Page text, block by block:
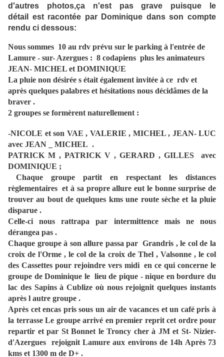
d'autres photos,ça n'est pas grave puisque le
détail est racontée par Dominique dans son compte
rendu ci dessous:
Nous sommes 10 au rdv prévu sur le parking à l'entrée de
Lamure - sur- Azergues : 8 codapiens plus les animateurs
JEAN- MICHEL et DOMINIQUE
La pluie non désirée s était également invitée à ce rdv et
après quelques palabres et hésitations nous décidâmes de la
braver .
2 groupes se formèrent naturellement :
-NICOLE et son VAE , VALERIE , MICHEL , JEAN- LUC
avec JEAN _ MICHEL .
PATRICK M , PATRICK V , GERARD , GILLES avec
DOMINIQUE ;
Chaque groupe partit en respectant les distances
règlementaires et à sa propre allure eut le bonne surprise de
trouver au bout de quelques kms une route sèche et la pluie
disparue .
Celle-ci nous rattrapa par intermittence mais ne nous
dérangea pas .
Chaque groupe à son allure passa par Grandris , le col de la
croix de l'Orme , le col de la croix de Thel , Valsonne , le col
des Cassettes pour rejoindre vers midi en ce qui concerne le
groupe de Dominique le lieu de pique - nique en bordure du
lac des Sapins à Cublize où nous rejoignit quelques instants
après l autre groupe .
Après cet encas pris sous un air de vacances et un café pris à
la terrasse Le groupe arrivé en premier reprit cet ordre pour
repartir et par St Bonnet le Troncy cher à JM et St- Nizier-
d'Azergues rejoignit Lamure aux environs de 14h Après 73
kms et 1300 m de D+ .